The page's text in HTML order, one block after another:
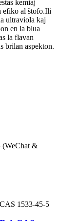
kemiaj
efiko al ŝtofo.Ili
ultraviola kaj
en la blua
la flavan
brilan aspekton.
(WeChat &